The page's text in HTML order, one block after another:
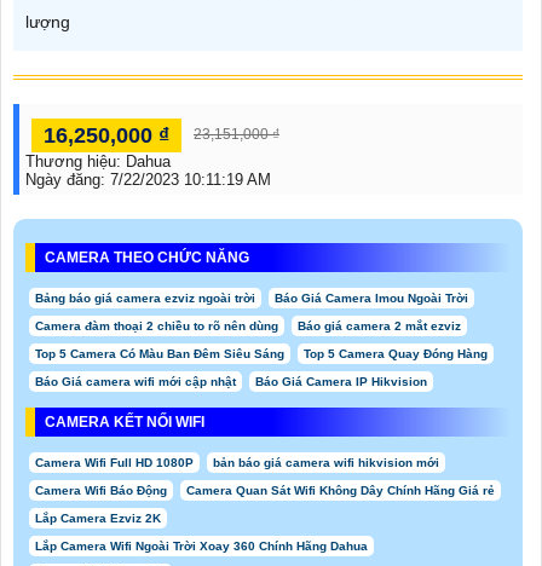
lượng
16,250,000 ₫ 23,151,000 ₫
Thương hiệu: Dahua
Ngày đăng: 7/22/2023 10:11:19 AM
CAMERA THEO CHỨC NĂNG
Bảng báo giá camera ezviz ngoài trời Báo Giá Camera Imou Ngoài Trời
Camera đàm thoại 2 chiều to rõ nên dùng Báo giá camera 2 mắt ezviz
Top 5 Camera Có Màu Ban Đêm Siêu Sáng Top 5 Camera Quay Đóng Hàng
Báo Giá camera wifi mới cập nhật Báo Giá Camera IP Hikvision
CAMERA KẾT NỐI WIFI
Camera Wifi Full HD 1080P bản báo giá camera wifi hikvision mới
Camera Wifi Báo Động Camera Quan Sát Wifi Không Dây Chính Hãng Giá rẻ
Lắp Camera Ezviz 2K
Lắp Camera Wifi Ngoài Trời Xoay 360 Chính Hãng Dahua